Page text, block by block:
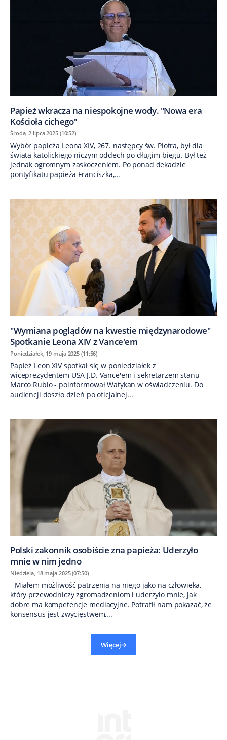
Papież wkracza na niespokojne wody. "Nowa era
Kościoła cichego"
Środa, 2 lipca 2025 (10:52)
Wybór papieża Leona XIV, 267. następcy św. Piotra, był dla
świata katolickiego niczym oddech po długim biegu. Był też
jednak ogromnym zaskoczeniem. Po ponad dekadzie
pontyfikatu papieża Franciszka,...
"Wymiana poglądów na kwestie międzynarodowe"
Spotkanie Leona XIV z Vance'em
Poniedziałek, 19 maja 2025 (11:56)
Papież Leon XIV spotkał się w poniedziałek z
wiceprezydentem USA J.D. Vance'em i sekretarzem stanu
Marco Rubio - poinformował Watykan w oświadczeniu. Do
audiencji doszło dzień po oficjalnej...
Polski zakonnik osobiście zna papieża: Uderzyło
mnie w nim jedno
Niedziela, 18 maja 2025 (07:50)
- Miałem możliwość patrzenia na niego jako na człowieka,
który przewodniczy zgromadzeniom i uderzyło mnie, jak
dobre ma kompetencje mediacyjne. Potrafił nam pokazać, że
konsensus jest zwycięstwem,...
Więcej